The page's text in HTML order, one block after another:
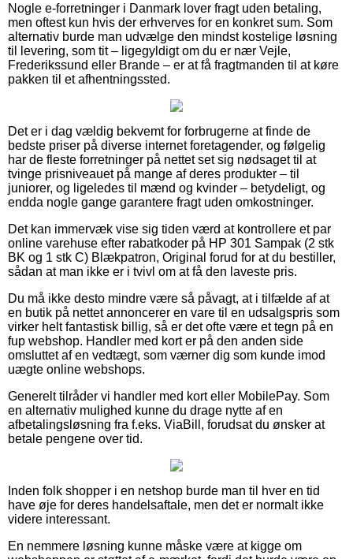
Nogle e-forretninger i Danmark lover fragt uden betaling,
men oftest kun hvis der erhverves for en konkret sum. Som
alternativ burde man udvælge den mindst kostelige løsning
til levering, som tit – ligegyldigt om du er nær Vejle,
Frederikssund eller Brande – er at få fragtmanden til at køre
pakken til et afhentningssted.
Det er i dag vældig bekvemt for forbrugerne at finde de
bedste priser på diverse internet foretagender, og følgelig
har de fleste forretninger på nettet set sig nødsaget til at
tvinge prisniveauet på mange af deres produkter – til
juniorer, og ligeledes til mænd og kvinder – betydeligt, og
endda nogle gange garantere fragt uden omkostninger.
Det kan immervæk vise sig tiden værd at kontrollere et par
online varehuse efter rabatkoder på HP 301 Sampak (2 stk
BK og 1 stk C) Blækpatron, Original forud for at du bestiller,
sådan at man ikke er i tvivl om at få den laveste pris.
Du må ikke desto mindre være så påvagt, at i tilfælde af at
en butik på nettet annoncerer en vare til en udsalgspris som
virker helt fantastisk billig, så er det ofte være et tegn på en
fup webshop. Handler med kort er på den anden side
omsluttet af en vedtægt, som værner dig som kunde imod
uægte online webshops.
Generelt tilråder vi handler med kort eller MobilePay. Som
en alternativ mulighed kunne du drage nytte af en
afbetalingsløsning fra f.eks. ViaBill, forudsat du ønsker at
betale pengene over tid.
Inden folk shopper i en netshop burde man til hver en tid
have øje for deres handelsaftale, men det er normalt ikke
videre interessant.
En nemmere løsning kunne måske være at kigge om